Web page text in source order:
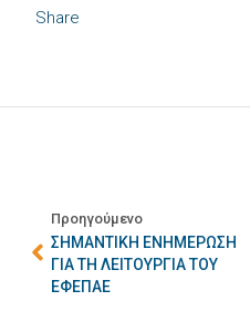
Share
Προηγούμενο
ΣΗΜΑΝΤΙΚΗ ΕΝΗΜΕΡΩΣΗ
ΓΙΑ ΤΗ ΛΕΙΤΟΥΡΓΙΑ ΤΟΥ
ΕΦΕΠΑΕ